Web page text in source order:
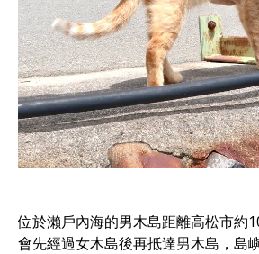
位於瀨戶內海的男木島距離高松市約
會先經過女木島後再抵達男木島，島